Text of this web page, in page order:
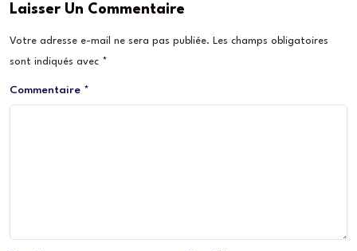
Laisser Un Commentaire
Votre adresse e-mail ne sera pas publiée. Les champs obligatoires
sont indiqués avec *
Commentaire *